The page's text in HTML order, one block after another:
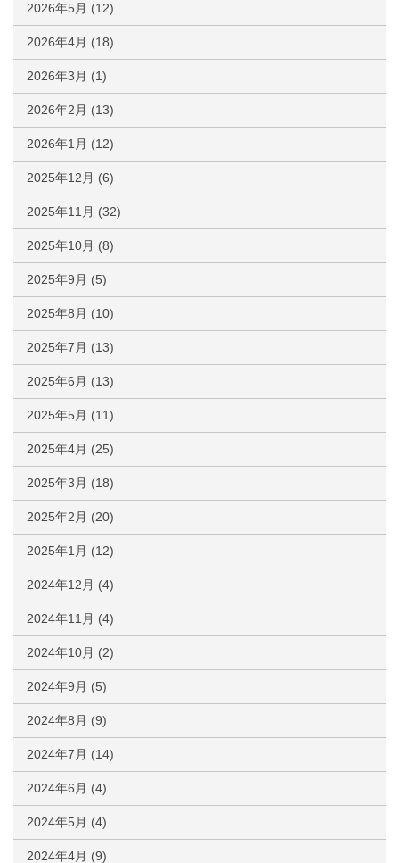
2026年5月 (12)
2026年4月 (18)
2026年3月 (1)
2026年2月 (13)
2026年1月 (12)
2025年12月 (6)
2025年11月 (32)
2025年10月 (8)
2025年9月 (5)
2025年8月 (10)
2025年7月 (13)
2025年6月 (13)
2025年5月 (11)
2025年4月 (25)
2025年3月 (18)
2025年2月 (20)
2025年1月 (12)
2024年12月 (4)
2024年11月 (4)
2024年10月 (2)
2024年9月 (5)
2024年8月 (9)
2024年7月 (14)
2024年6月 (4)
2024年5月 (4)
2024年4月 (9)